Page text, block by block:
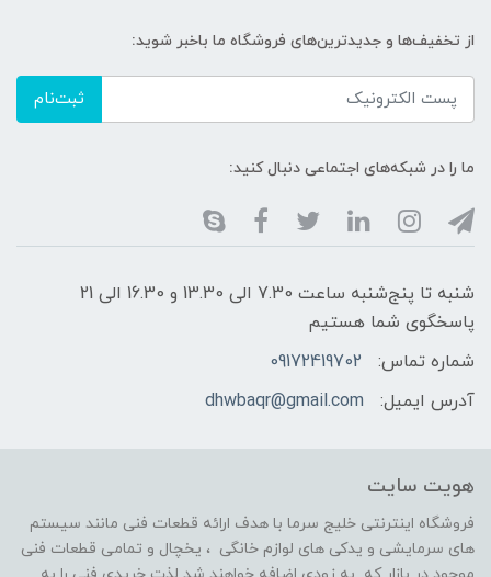
از تخفیف‌ها و جدیدترین‌های فروشگاه ما باخبر شوید:
ثبت‌نام
ما را در شبکه‌های اجتماعی دنبال کنید:
شنبه تا پنج‌شنبه ساعت 7.30 الی 13.30 و 16.30 الی 21
پاسخگوی شما هستیم
شماره تماس:
09172419702
آدرس ایمیل:
dhwbaqr@gmail.com
هویت سایت
فروشگاه اینترنتی خلیج سرما با هدف ارائه قطعات فنی مانند سیستم
های سرمایشی و یدکی های لوازم خانگی ، یخچال و تمامی قطعات فنی